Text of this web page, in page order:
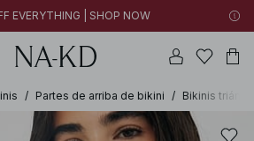
EVERYTHING | SHOP NOW
/ Partes de arriba de bikini / Bikinis